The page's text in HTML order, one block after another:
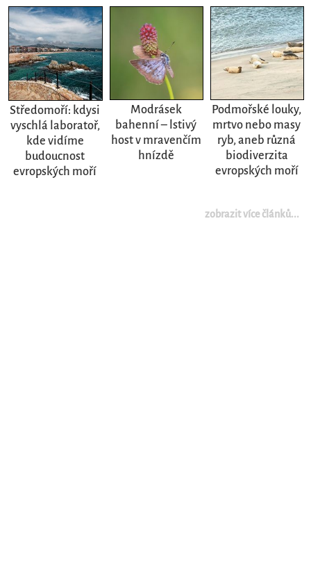
Středomoří: kdysi
vyschlá laboratoř,
kde vidíme
budoucnost
evropských moří
Modrásek
bahenní – lstivý
host v mravenčím
hnízdě
Podmořské louky,
mrtvo nebo masy
ryb, aneb různá
biodiverzita
evropských moří
zobrazit více článků...